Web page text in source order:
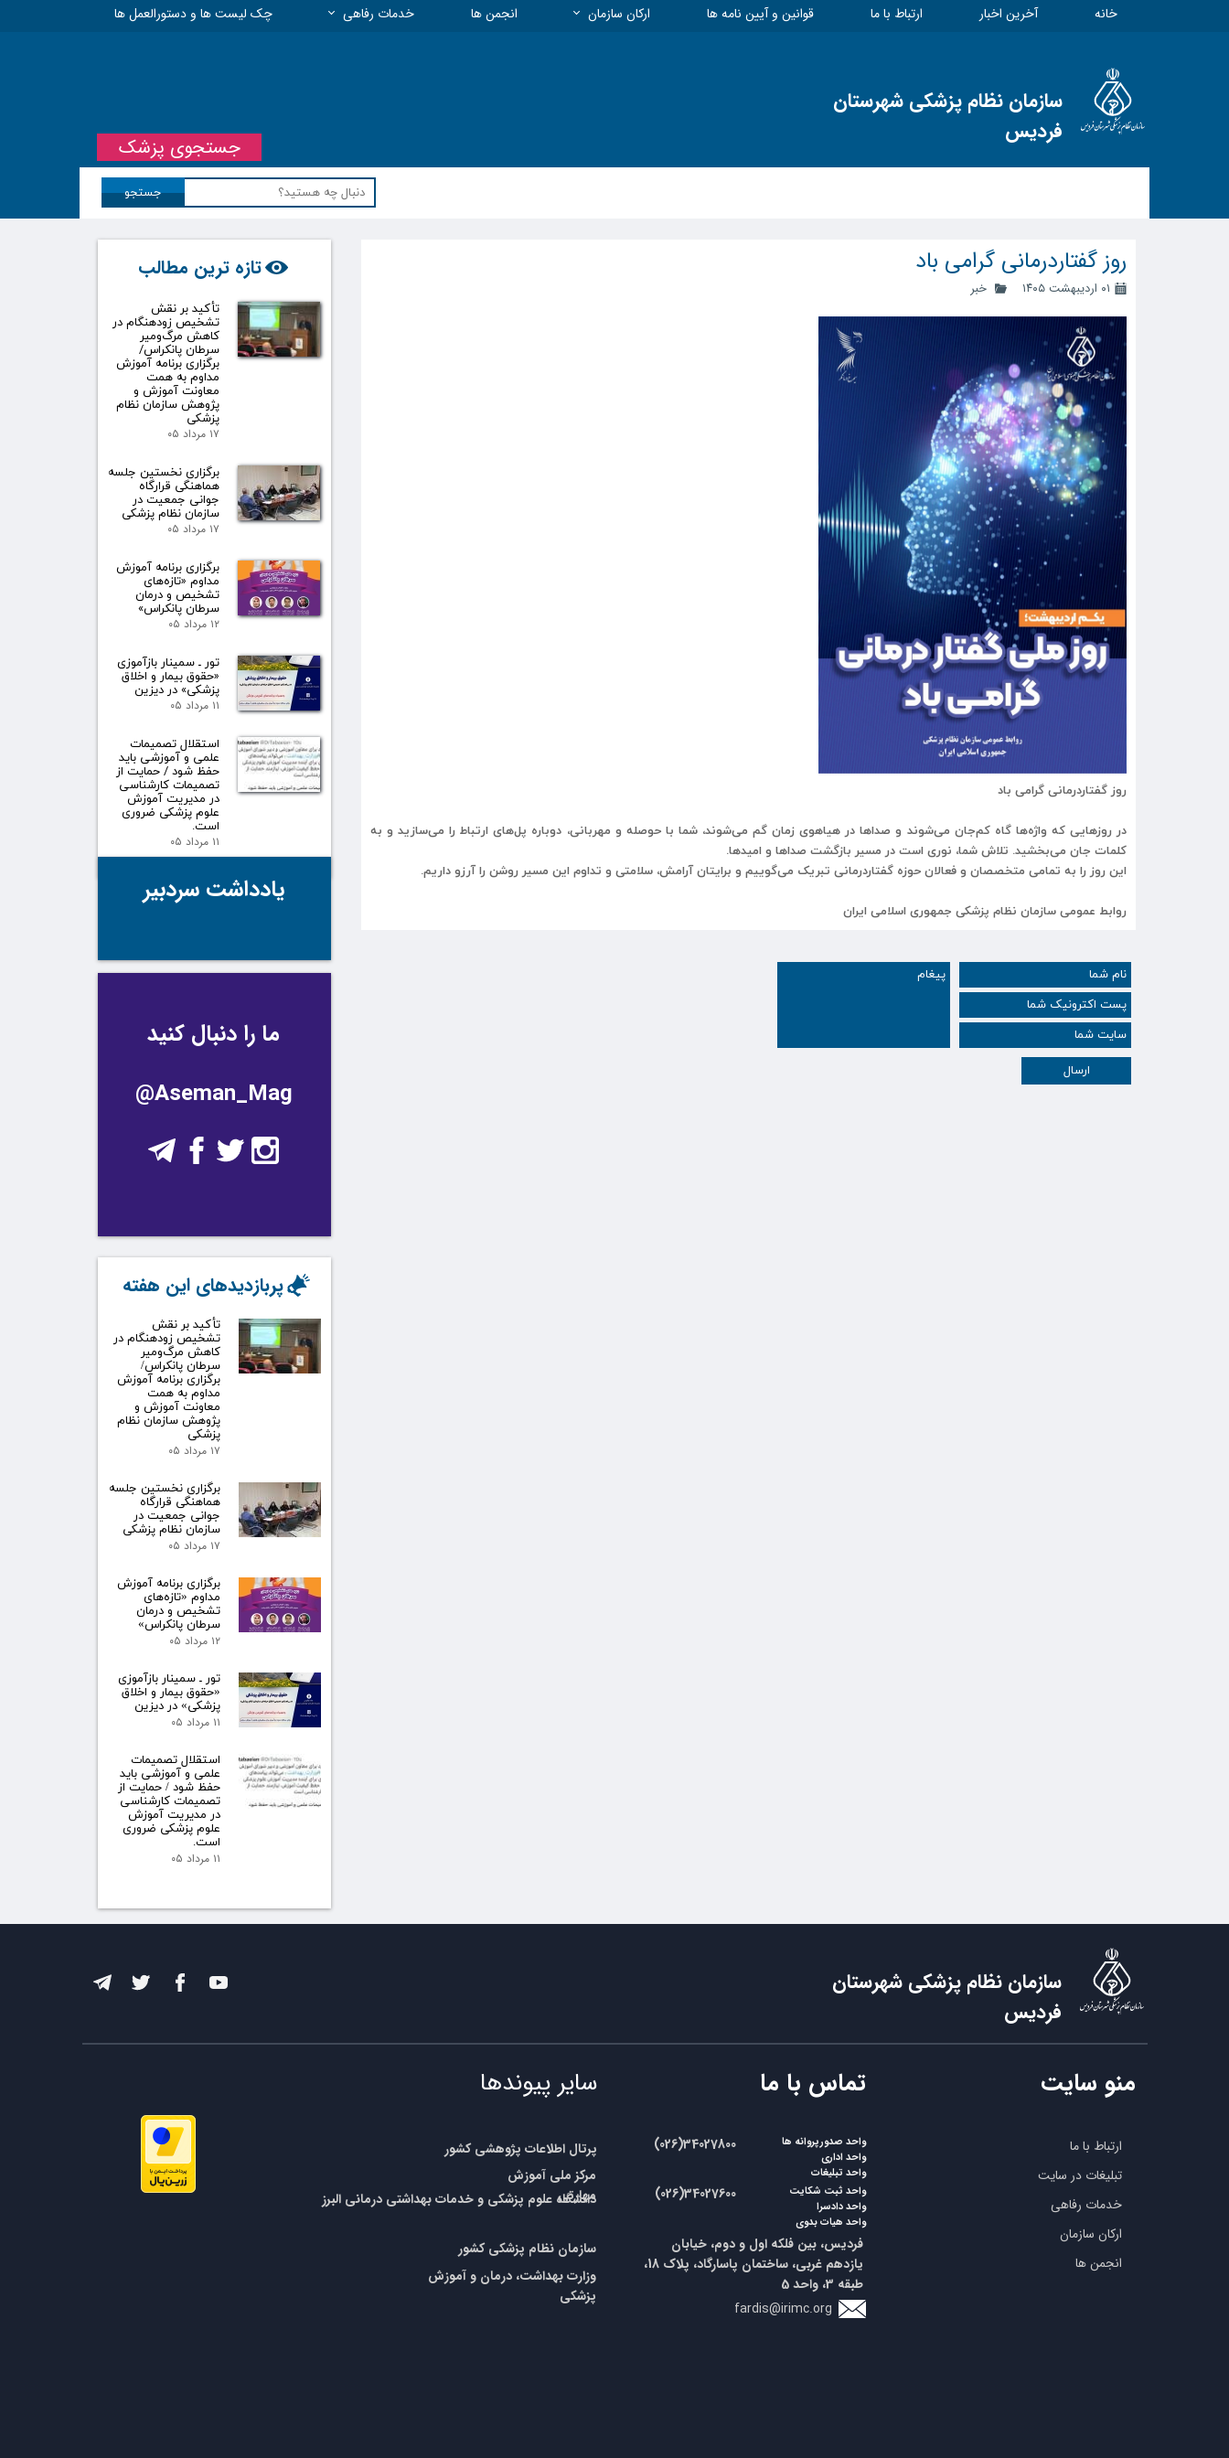
خانه آخرین اخبار ارتباط با ما قوانین و آیین نامه ها ارکان سازمان
معاونت فنی و نظارت
انجمن ها خدمات رفاهی چک لیست ها و دستورالعمل ها
سازمان نظام پزشکی شهرستان
فردیس
جستجو
جستجوی پزشک
روز گفتاردرمانی گرامی باد
۰۱ اردیبهشت ۱۴۰۵ خبر
روز گفتاردرمانی گرامی باد
در روزهایی که واژه‌ها گاه کم‌جان می‌شوند و صداها در هیاهوی زمان گم می‌شوند، شما با حوصله و مهربانی، دوباره پل‌های ارتباط را می‌سازید و به
کلمات جان می‌بخشید. تلاش شما، نوری است در مسیر بازگشت صداها و امیدها.
این روز را به تمامی متخصصان و فعالان حوزه گفتاردرمانی تبریک می‌گوییم و برایتان آرامش، سلامتی و تداوم این مسیر روشن را آرزو داریم.
روابط عمومی سازمان نظام پزشکی جمهوری اسلامی ایران
ارسال
تازه ترین مطالب
تأکید بر نقش
تشخیص زودهنگام در
کاهش مرگ‌ومیر
سرطان پانکراس/
برگزاری برنامه آموزش
مداوم به همت
معاونت آموزش و
پژوهش سازمان نظام
پزشکی
۱۷ مرداد ۰۵
برگزاری نخستین جلسه
هماهنگی قرارگاه
جوانی جمعیت در
سازمان نظام پزشکی
۱۷ مرداد ۰۵
برگزاری برنامه آموزش
مداوم «تازه‌های
تشخیص و درمان
سرطان پانکراس»
۱۲ مرداد ۰۵
تور ـ سمینار بازآموزی
«حقوق بیمار و اخلاق
پزشکی» در دیزین
۱۱ مرداد ۰۵
استقلال تصمیمات
علمی و آموزشی باید
حفظ شود / حمایت از
تصمیمات کارشناسی
در مدیریت آموزش
علوم پزشکی ضروری
است.
۱۱ مرداد ۰۵
یادداشت سردبیر
@Aseman_Mag
ما را دنبال کنید
تأکید بر نقش
تشخیص زودهنگام در
کاهش مرگ‌ومیر
سرطان پانکراس/
برگزاری برنامه آموزش
مداوم به همت
معاونت آموزش و
پژوهش سازمان نظام
پزشکی
۱۷ مرداد ۰۵
برگزاری نخستین جلسه
هماهنگی قرارگاه
جوانی جمعیت در
سازمان نظام پزشکی
۱۷ مرداد ۰۵
برگزاری برنامه آموزش
مداوم «تازه‌های
تشخیص و درمان
سرطان پانکراس»
۱۲ مرداد ۰۵
تور ـ سمینار بازآموزی
«حقوق بیمار و اخلاق
پزشکی» در دیزین
۱۱ مرداد ۰۵
استقلال تصمیمات
علمی و آموزشی باید
حفظ شود / حمایت از
تصمیمات کارشناسی
در مدیریت آموزش
علوم پزشکی ضروری
است.
۱۱ مرداد ۰۵
پربازدیدهای این هفته
سازمان نظام پزشکی شهرستان
فردیس
ارتباط با ما
تبلیغات در سایت
خدمات رفاهی
ارکان سازمان
انجمن ها
منو سایت ​تماس با ما
​​(026)34027800
fardis@irimc.org
​​(026)34027600
واحد صدورپروانه ها
واحد اداری
واحد تبلیغات
واحد ثبت شکایت
واحد دادسرا
واحد هیات بدوی
فردیس، بین فلکه اول و دوم، خیابان
یازدهم غربی، ساختمان پاسارگاد، پلاک 18،
طبقه 3، واحد 5
سایر پیوندها
پرتال اطلاعات پژوهشی کشور
مرکز ملی آموزش
مهارتی
​سازمان نظام پزشکیکشور
وزارت بهداشت، درمان و آموزش
پزشکی
​​دانشگاه علوم پزشکی و خدمات بهداشتی درمانی البرز